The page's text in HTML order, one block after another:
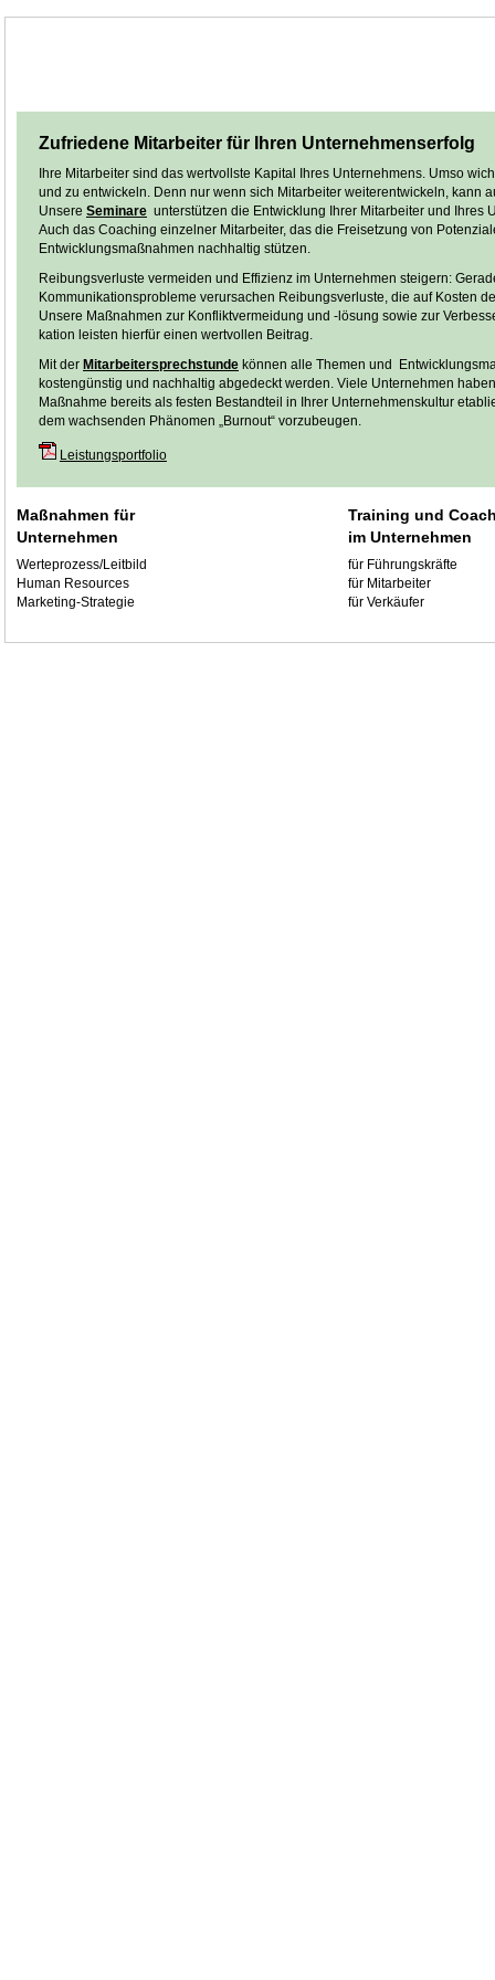
Zufriedene Mitarbeiter für Ihren Unternehmenserfolg
Ihre Mitarbeiter sind das wertvollste Kapital Ihres Unternehmens. Umso
und zu entwickeln. Denn nur wenn sich Mitarbeiter weiterentwickeln, kann
Unsere Seminare unterstützen die Entwicklung Ihrer Mitarbeiter und Ihres
Auch das Coaching einzelner Mitarbeiter, das die Freisetzung von
Entwicklungsmaßnahmen nachhaltig stützen.
Reibungsverluste vermeiden und Effizienz im Unternehmen steigern:
Kommunikationsprobleme verursachen Reibungsverluste, die auf Kosten
Unsere Maßnahmen zur Konfliktvermeidung und -lösung sowie zur
kation leisten hierfür einen wertvollen Beitrag.
Mit der Mitarbeitersprechstunde können alle Themen und
kostengünstig und nachhaltig abgedeckt werden. Viele Unternehmen
Maßnahme bereits als festen Bestandteil in Ihrer Unternehmenskultur
dem wachsenden Phänomen „Burnout“ vorzubeugen.
Leistungsportfolio
Maßnahmen für
Unternehmen
Werteprozess/Leitbild
Human Resources
Marketing-Strategie
Training und
im Unternehmen
für Führungskräfte
für Mitarbeiter
für Verkäufer